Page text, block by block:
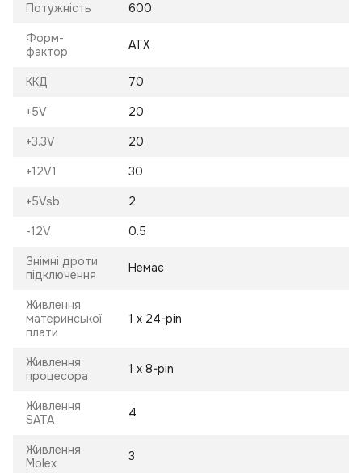
Потужність 600
Форм-
фактор
ATX
ККД 70
+5V 20
+3.3V 20
+12V1 30
+5Vsb 2
-12V 0.5
Знімні дроти
підключення
Немає
Живлення
материнської
плати
1 х 24-pin
Живлення
процесора
1 х 8-pin
Живлення
SATA
4
Живлення
Molex
3